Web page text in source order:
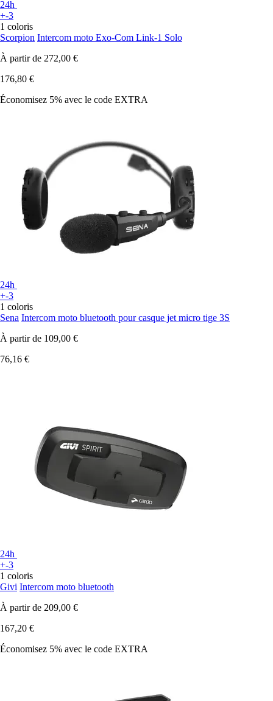
24h
+-3
1 coloris
Scorpion Intercom moto Exo-Com Link-1 Solo
À partir de 272,00 €
176,80 €
Économisez 5% avec le code EXTRA
24h
+-3
1 coloris
Sena Intercom moto bluetooth pour casque jet micro tige 3S
À partir de 109,00 €
76,16 €
24h
+-3
1 coloris
Givi Intercom moto bluetooth
À partir de 209,00 €
167,20 €
Économisez 5% avec le code EXTRA